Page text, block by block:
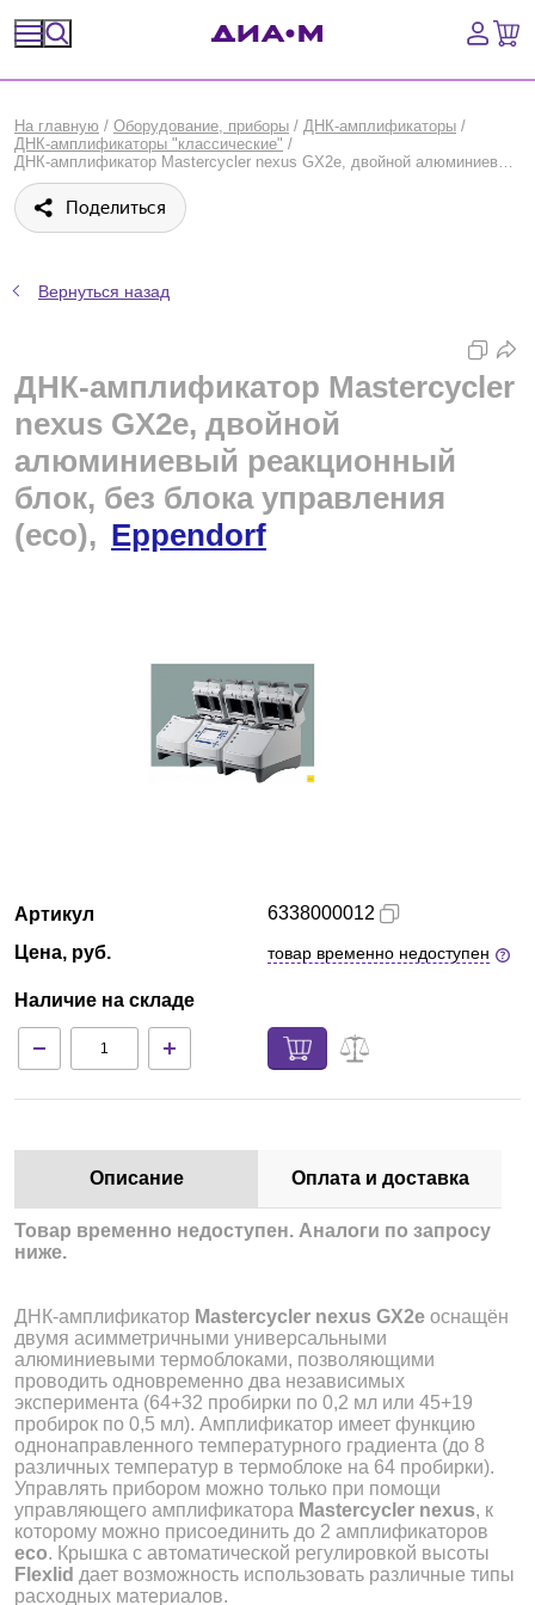
Оборудование, приборы
Расходные материалы, пластик, стекло
Библиотека
Сравнение
Технический сервис
На главную / Оборудование, приборы / ДНК-амплификаторы /
ДНК-амплификаторы "классические" /
ДНК-амплификатор Mastercycler nexus GX2e, двойной алюминиевый реакционный блок, без блока управления (eco), Eppendorf
Поделиться
Вернуться назад
ДНК-амплификатор Mastercycler
nexus GX2e, двойной
алюминиевый реакционный
блок, без блока управления
(eco), Eppendorf
Артикул
Цена, руб.
Наличие на складе
6338000012
товар временно недоступен
Описание Оплата и доставка
Товар временно недоступен. Аналоги по запросу
ниже.
ДНК-амплификатор Mastercycler nexus GX2e оснащён
двумя асимметричными универсальными
алюминиевыми термоблоками, позволяющими
проводить одновременно два независимых
эксперимента (64+32 пробирки по 0,2 мл или 45+19
пробирок по 0,5 мл). Амплификатор имеет функцию
однонаправленного температурного градиента (до 8
различных температур в термоблоке на 64 пробирки).
Управлять прибором можно только при помощи
управляющего амплификатора Mastercycler nexus, к
которому можно присоединить до 2 амплификаторов
eco. Крышка с автоматической регулировкой высоты
Flexlid дает возможность использовать различные типы
расходных материалов.